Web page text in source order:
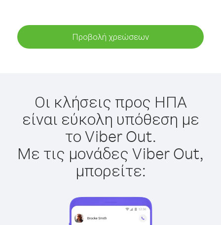
Προβολή χρεώσεων
Οι κλήσεις προς ΗΠΑ
είναι εύκολη υπόθεση με
το Viber Out.
Με τις μονάδες Viber Out,
μπορείτε: